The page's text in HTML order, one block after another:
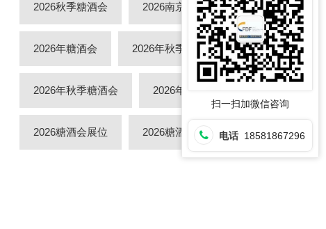
2026秋季糖酒会 2026南京糖酒会酒店预订
2026年糖酒会 2026年秋季全国糖酒会
2026年秋季糖酒会 2026年南京糖酒会
2026糖酒会展位 2026糖酒会展位预订
扫一扫加微信咨询
电话 18581867296